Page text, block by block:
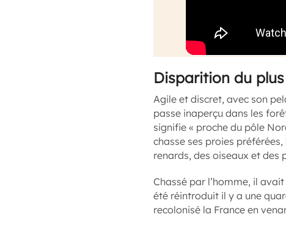
Disparition du
Agile et discret, avec son
passe inaperçu dans les
signifie « proche du pôle
chasse ses proies
renards, des oiseaux et des
Chassé par l’homme, il
été réintroduit il y a une
recolonisé la France en